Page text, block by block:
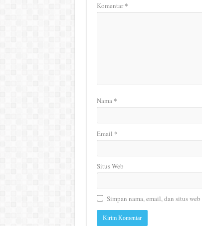
Komentar*
Nama *
Email *
Situs Web
Simpan nama, email, dan situs